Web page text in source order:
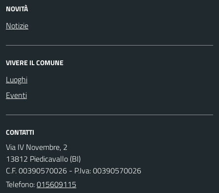
NOVITÀ
Notizie
VIVERE IL COMUNE
Luoghi
Eventi
CONTATTI
Via IV Novembre, 2
13812 Piedicavallo (BI)
C.F. 00390570026 - P.Iva: 00390570026
Telefono:015609115